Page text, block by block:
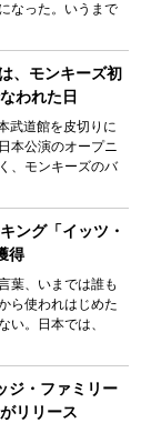
なった。いうまで
、モンキーズ初
われた日
武道館を皮切りに
本公演のオープニ
、モンキーズのバ
ング「イッツ・
得
葉、いまでは誰も
ら使われはじめた
い。日本では、
ジ・ファミリー
リリース